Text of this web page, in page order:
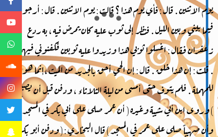
يوم الاثنين . قال : فأي يوم هذا ؟ قالت : يوم الاثنين . قال : أرجو
فيما بيني وبين الليل . فنظر إلى ثوب عليه كان يمرض فيه ، به ردع
زعفران فقال : اغسلوا ثوبي هذا وزيدوا عليه ثوبين فكفنوني فيهما
. قلت : إن هذا خلق . قال : إن الحي أحق بالجديد من الميت ،إنما هو
للمهملة . فلم يتوف حتى أمسى من ليلة الثلاثاء ، ودفن قبل أن يصبح
) وروى ابن أبي شيبة وغيره ( أن عمر صلى على أبي بكر في المسجد
وأن صهيباً صلى على عمر في المسجد ) قال البخاري : ( ودفن أبو بكر